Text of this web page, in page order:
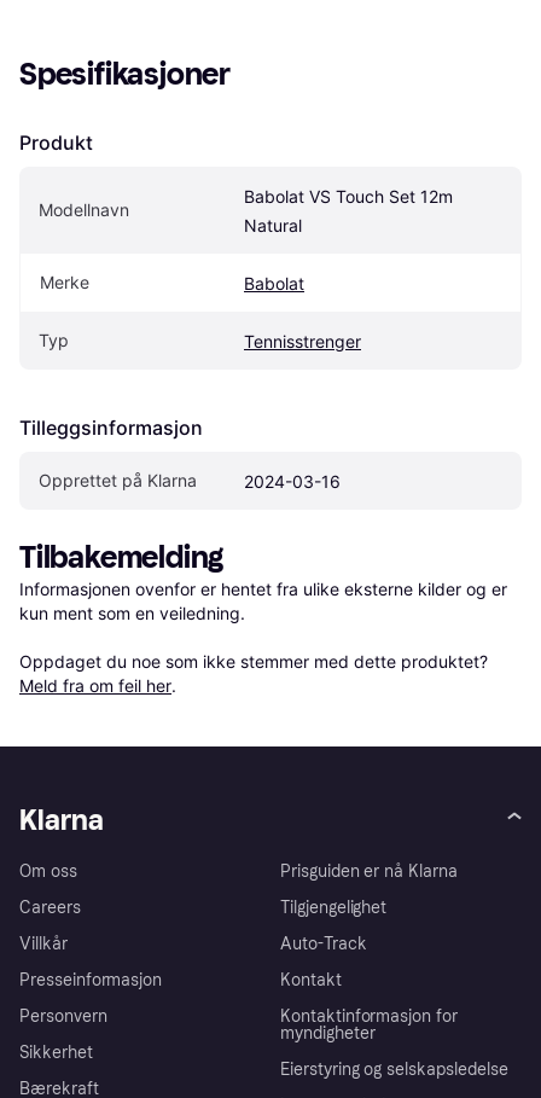
Spesifikasjoner
Produkt
Modellnavn
Babolat VS Touch Set 12m
Natural
Merke Babolat
Typ Tennisstrenger
Tilleggsinformasjon
Opprettet på Klarna 2024-03-16
Tilbakemelding
Informasjonen ovenfor er hentet fra ulike eksterne kilder og er
kun ment som en veiledning.
Oppdaget du noe som ikke stemmer med dette produktet?
Meld fra om feil her.
Klarna
Om oss
Careers
Villkår
Presseinformasjon
Personvern
Sikkerhet
Bærekraft
Prisguiden er nå Klarna
Tilgjengelighet
Auto-Track
Kontakt
Kontaktinformasjon for
myndigheter
Eierstyring og selskapsledelse